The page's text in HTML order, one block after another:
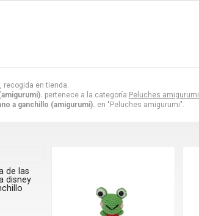
recogida en tienda.
pertenece a la categoría Peluches amigurumi
a ganchillo (amigurumi). en "Peluches amigurumi".
de las
disney